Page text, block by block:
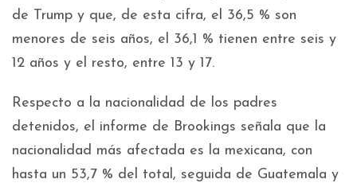
de Trump y que, de esta cifra, el 36,5 % son
menores de seis años, el 36,1 % tienen entre seis y
12 años y el resto, entre 13 y 17.
Respecto a la nacionalidad de los padres
detenidos, el informe de Brookings señala que la
nacionalidad más afectada es la mexicana, con
hasta un 53,7 % del total, seguida de Guatemala y